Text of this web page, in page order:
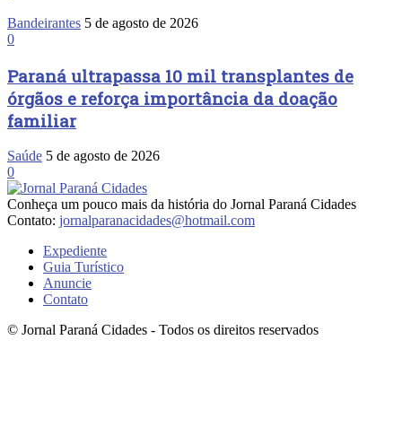
Bandeirantes 5 de agosto de 2026
0
Paraná ultrapassa 10 mil transplantes de
órgãos e reforça importância da doação
familiar
Saúde 5 de agosto de 2026
0
Conheça um pouco mais da história do Jornal Paraná Cidades
Contato: jornalparanacidades@hotmail.com
Expediente
Guia Turístico
Anuncie
Contato
© Jornal Paraná Cidades - Todos os direitos reservados